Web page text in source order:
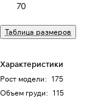
70
Таблица размеров
Характеристики
Рост модели: 175
Объем груди: 115